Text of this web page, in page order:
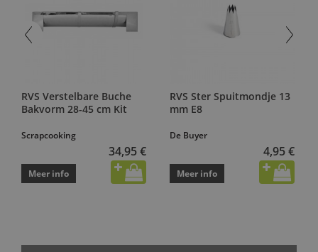
RVS Verstelbare Buche
Bakvorm 28-45 cm Kit
Scrapcooking
34,95 €
Meer info
RVS Ster Spuitmondje 13
mm E8
De Buyer
4,95 €
Meer info